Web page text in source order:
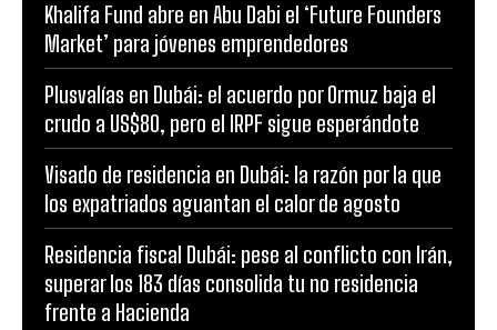
Khalifa Fund abre en Abu Dabi el ‘Future Founders
Market’ para jóvenes emprendedores
Plusvalías en Dubái: el acuerdo por Ormuz baja el
crudo a US$80, pero el IRPF sigue esperándote
Visado de residencia en Dubái: la razón por la que
los expatriados aguantan el calor de agosto
Residencia fiscal Dubái: pese al conflicto con Irán,
superar los 183 días consolida tu no residencia
frente a Hacienda